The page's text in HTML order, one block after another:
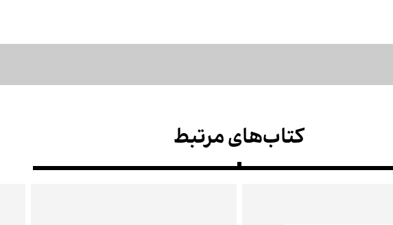
کتاب‌های مرتبط